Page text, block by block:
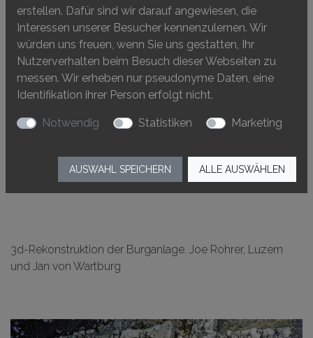
3d-Rekonstruktion der Burganlage. Joe Rohrer, Luzern
und Jan von Wartburg
erstellen. Dafür sind wir darauf angewiesen, die
Interessen unserer Besucher kennenzulernen. Wir
würden uns freuen, wenn Sie uns gestatten, Ihr
Nutzerverhalten beim Besuch dieser Webseiten zu
messen. Wir erheben nur pseudonyme Daten, eine
Identifikation ihrer Person erfolgt nicht.
Notwendig Statistiken Marketing
AUSWAHL SPEICHERN ALLE AUSWÄHLEN